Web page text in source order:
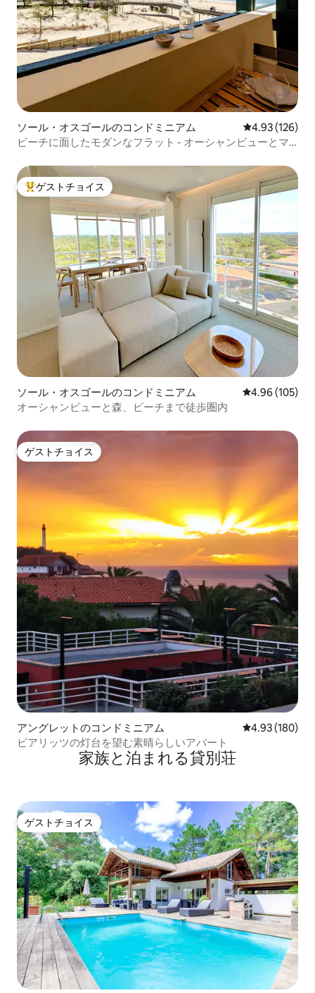
ソール・オスゴールのコンドミニアム レビュー126
4.93 (126)
ビーチに面したモダンなフラット - オーシャンビューとマ
大好評のゲストチョイスです。
ゲストチョイス
ソール・オスゴールのコンドミニアム レビュー105
4.96 (105)
オーシャンビューと森、ビーチまで徒歩圏内
ゲストチョイス
ゲストチョイス
アングレットのコンドミニアム レビュー180
4.93 (180)
ビアリッツの灯台を望む素晴らしいアパート
家族と泊まれる貸別荘
ゲストチョイス
ゲストチョイス